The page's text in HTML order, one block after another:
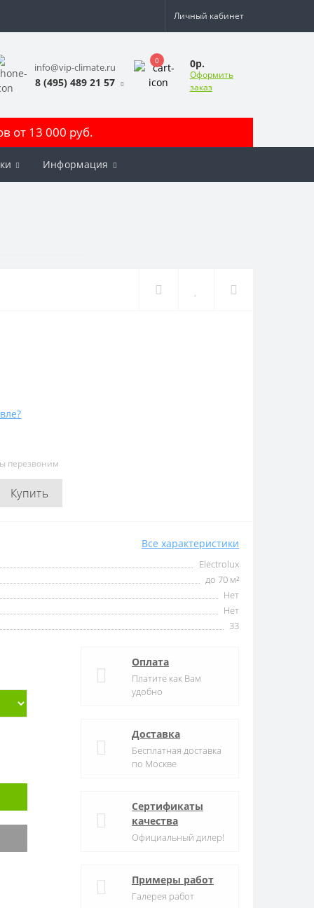
Личный кабинет
info@vip-climate.ru
8 (495) 489 21 57
0 0р.
Оформить
заказ
от 13 000 руб.
Информация
перезвоним
Купить
Все характеристики
Electrolux
до 70 м²
Нет
Нет
33
Оплата
Платите как Вам
удобно
Доставка
Бесплатная доставка
по Москве
Сертификаты
качества
Официальный дилер!
Примеры работ
Галерея работ